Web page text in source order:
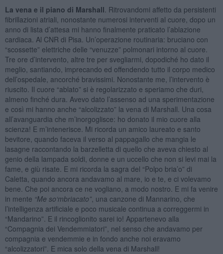
La vena e il piano di Marshall . Ritrovandomi affetto da persistenti
fibrillazioni atriali, nonostante numerosi interventi al cuore, dopo un
anno di lista d’attesa mi hanno finalmente praticato l’ablazione
cardiaca. Al CNR di Pisa. Un’operazione routinaria: bruciano con
“scossette” elettriche delle “venuzze” polmonari intorno al cuore.
Tre ore d’intervento, altre tre per svegliarmi, dopodiché ho dato il
meglio, santiando, imprecando ed offendendo tutto il corpo medico
dell’ospedale, ancorché bravissimi. Nonostante me, l’intervento è
riuscito. Il cuore “ablato” si è regolarizzato e speriamo che duri,
almeno finché dura. Avevo dato l’assenso ad una sperimentazione
e così mi hanno anche “alcolizzato” la vena di Marshall. Una cosa
all’avanguardia che m’inorgoglisce: ho donato il mio cuore alla
scienza! E m’intenerisce. Mi ricorda un amico laureato e santo
bevitore, quando faceva il verso al pappagallo che mangia le
lasagne raccontando la barzelletta di quello che aveva chiesto al
genio della lampada soldi, donne e un uccello che non si levi mai la
fame, e giù risate. E mi ricorda la sagra del “Polpo bria’o” di
Caletta, quando ancora andavamo al mare, io e te, e ci volevamo
bene. Che poi ancora ce ne vogliano, a modo nostro. E mi fa venire
in mente “Me so‘mbriacato”, una canzone di Mannarino, che
l’intelligenza artificiale e poco musicale continua a correggermi in
“Mandarino”. E il rincoglionito sarei io! Appartenevo alla
“Compagnia dei Vendemmiatori”, nel senso che andavamo per
compagnia e vendemmie e in fondo anche noi eravamo
“alcolizzatori”. E mica solo della vena di Marshall!